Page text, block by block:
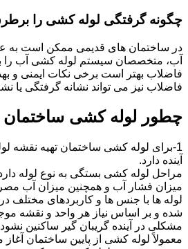
چگونه گرفتگی لوله کشی را
در ساختمان های قدیمی ممکن است به
آب، متخصصان سیستم لوله کشی آب را
فاضلاب بهتر است برخی نکات ایمنی و
فاضلاب نیز می تواند نشانه گرفتگی یا
چطور لوله کشی ساختمان
1-برای لوله کشی ساختمان تهیه نقشه
آینده دارد.
مراحل لوله کشی بستگی به نوع لوله دارد
میزان فشار آب و همچنین میزان آب
لوله ها با جنس ها و کاربردهای مختلف
شده و بر اساس نیاز هر واحد و نقشه
مشکلی در آینده گریبان گیر ساکنین
معمولاً لوله کشی از پایین ساختمان